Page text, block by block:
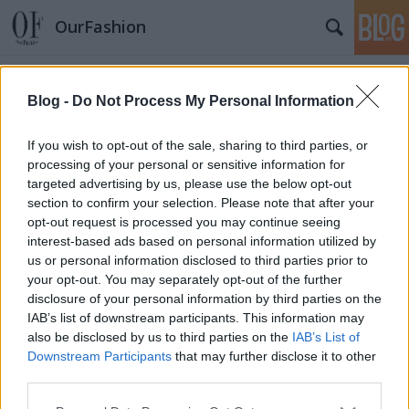
Blog - Do Not Process My Personal Information
If you wish to opt-out of the sale, sharing to third parties, or
processing of your personal or sensitive information for
targeted advertising by us, please use the below opt-out
section to confirm your selection. Please note that after your
opt-out request is processed you may continue seeing
interest-based ads based on personal information utilized by
us or personal information disclosed to third parties prior to
your opt-out. You may separately opt-out of the further
disclosure of your personal information by third parties on the
IAB’s list of downstream participants. This information may
also be disclosed by us to third parties on the IAB’s List of
Downstream Participants that may further disclose it to other
OurFashion
Címkék»michael_jackson
bőrdzsekijének másolatát?
fashionista• 2011. november 16.
Michael Jackson családja természetesen mindent
megtesz, hogy az énekes halála után is minél több
pénzt szerezzenek maguknak, így megalkották a The
J5 Collectiont, amely a Jackson 5 és Michael képeit,
stílusát felhasználva készít fiataloknak szóló
ruhákat.Karácsony közeledtével…
Michael Jackson kollekciója